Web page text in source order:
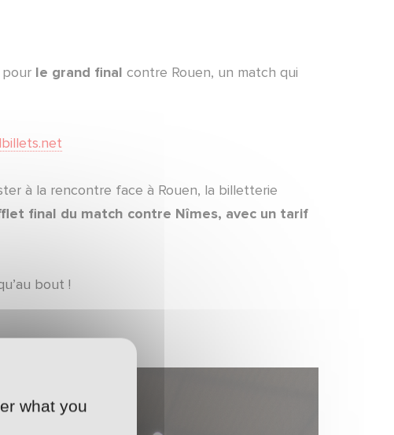
pour le grand finalcontre Rouen, un match qui
à la rencontre face à Rouen, la billetterie
final du match contre Nîmes, avec un tarif
bout !
what you